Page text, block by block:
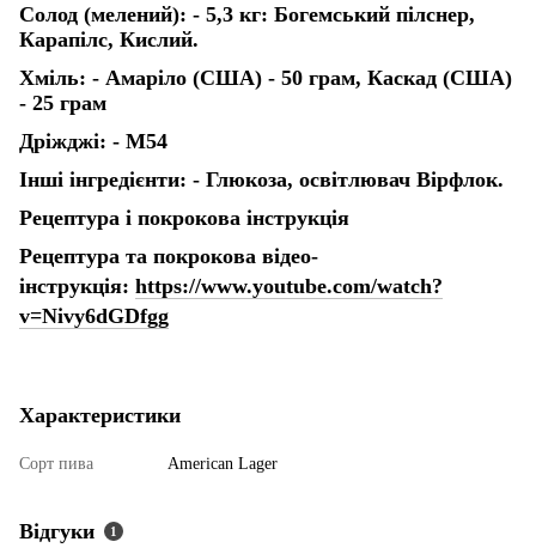
Солод (мелений): - 5,3 кг: Богемський пілснер,
Карапілс, Кислий.
Хміль: - Амаріло (США) - 50 грам, Каскад (США)
- 25 грам
Дріжджі: - М54
Інші інгредієнти: - Глюкоза, освітлювач Вірфлок.
Рецептура і покрокова інструкція
Рецептура та покрокова відео-
інструкція: https://www.youtube.com/watch?
v=Nivy6dGDfgg
Характеристики
Сорт пива American Lager
Відгуки 1